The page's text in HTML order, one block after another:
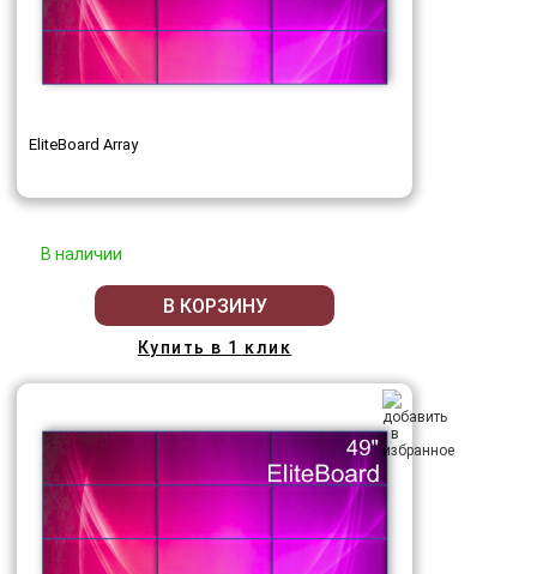
EliteBoard Array
В наличии
В КОРЗИНУ
Купить в 1 клик